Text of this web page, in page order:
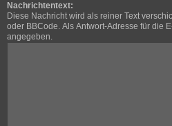
Nachrichtentext:
Diese Nachricht wird als reiner Text
oder BBCode. Als Antwort-Adresse für die
angegeben.